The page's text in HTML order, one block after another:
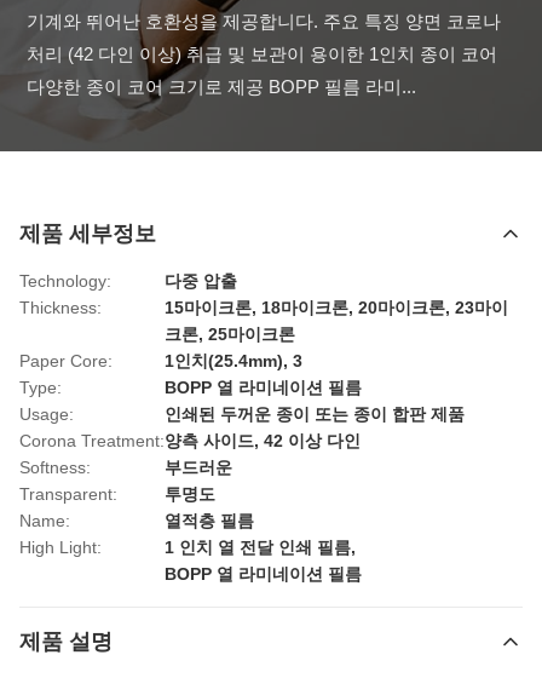
기계와 뛰어난 호환성을 제공합니다. 주요 특징 양면 코로나
처리 (42 다인 이상) 취급 및 보관이 용이한 1인치 종이 코어
다양한 종이 코어 크기로 제공 BOPP 필름 라미...
제품 세부정보
Technology:
다중 압출
Thickness:
15마이크론, 18마이크론, 20마이크론, 23마이
크론, 25마이크론
Paper Core:
1인치(25.4mm), 3
Type:
BOPP 열 라미네이션 필름
Usage:
인쇄된 두꺼운 종이 또는 종이 합판 제품
Corona Treatment:양측 사이드, 42 이상 다인
Softness:
부드러운
Transparent:
투명도
Name:
열적층 필름
High Light:
1 인치 열 전달 인쇄 필름,
BOPP 열 라미네이션 필름
제품 설명